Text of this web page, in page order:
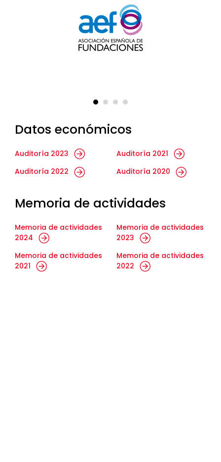
Datos económicos
Auditoría 2023
Auditoría 2021
Auditoría 2022
Auditoría 2020
Memoria de actividades
Memoria de actividades
2024
Memoria de actividades
2023
Memoria de actividades
2021
Memoria de actividades
2022